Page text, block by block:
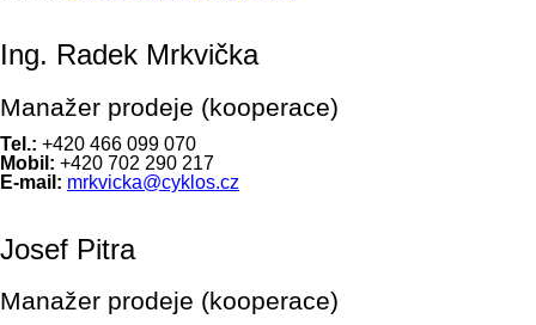
Ing. Radek Mrkvička
Manažer prodeje (kooperace)
Tel.: +420 466 099 070
Mobil: +420 702 290 217
E-mail: mrkvicka@cyklos.cz
Josef Pitra
Manažer prodeje (kooperace)